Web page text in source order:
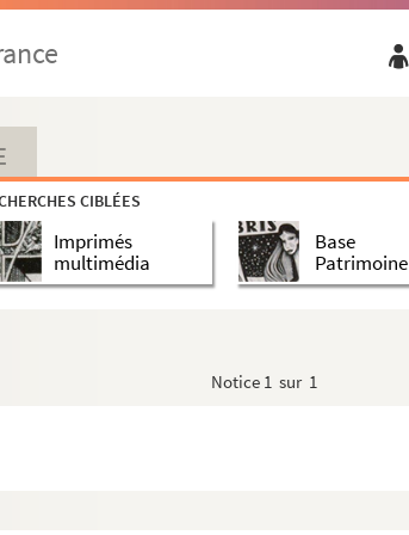
CIBLÉES
Imprimés
multimédia
Base
Patrimoine
Notice 1 sur 1